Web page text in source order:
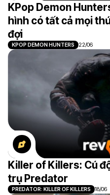
KPop Demon
hình có tất cả mọi
đợi
KPOP DEMON HUNTERS 22/06
Killer of Killers: Cú
trụ Predator
PREDATOR: KILLER OF KILLERS 18/06